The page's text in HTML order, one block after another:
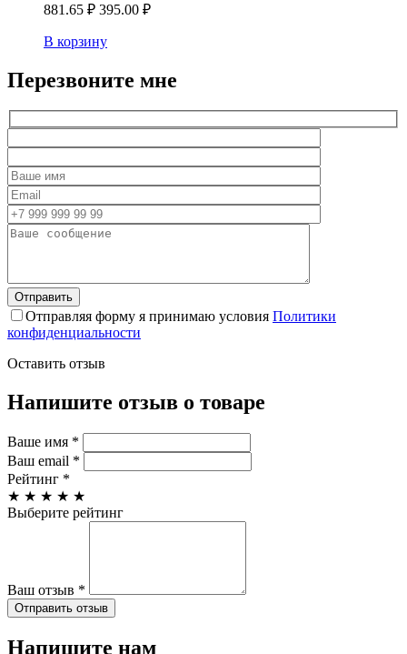
881.65 ₽ 395.00 ₽
В корзину
Перезвоните мне
Отправляя форму я принимаю условия Политики
конфиденциальности
Оставить отзыв
Напишите отзыв о товаре
Ваше имя *
Ваш email *
Рейтинг *
★ ★ ★ ★ ★
Выберите рейтинг
Ваш отзыв *
Отправить отзыв
Напишите нам